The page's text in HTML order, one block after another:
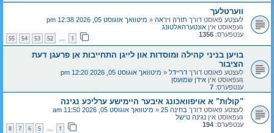
ווערטלעך
לעצטע פאוסט דורך תורה ויראה « מיטוואך אוגוסט 05, 2026 12:38 pm
געפאוסט אין אונטערהאלטונג
ענטפערס: 1356
1
…
52
53
54
55
בויען בניני קהילה ומוסדות און לייגן התחייבות אן פרעגן דעת
הציבור
לעצטע פאוסט דורך דריידל « מיטוואך אוגוסט 05, 2026 12:20 pm
געפאוסט אין אידן שמועסן
ענטפערס: 7
"קולות" א אויפוואכונג איבער היימישע ערליכע נגינה
לעצטע פאוסט דורך בחינה 25 « מיטוואך אוגוסט 05, 2026 11:50 am
געפאוסט אין נגינה טישל
ענטפערס: 194
1
…
5
6
7
8